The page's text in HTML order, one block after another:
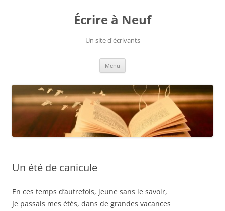
Écrire à Neuf
Un site d'écrivants
Menu
Un été de canicule
En ces temps d’autrefois, jeune sans le savoir,
Je passais mes étés, dans de grandes vacances